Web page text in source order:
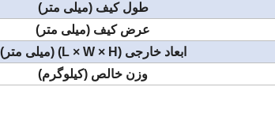
طول کیف (میلی متر)
عرض کیف (میلی متر)
ابعاد خارجی (L × W × H) (میلی متر)
وزن خالص (کیلوگرم)